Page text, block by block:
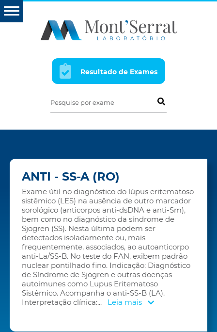
Resultado de Exames
Pesquise por exame
ANTI - SS-A (RO)
Exame útil no diagnóstico do lúpus eritematoso
sistêmico (LES) na ausência de outro marcador
sorológico (anticorpos anti-dsDNA e anti-Sm),
bem como no diagnóstico da síndrome de
Sjögren (SS). Nesta última podem ser
detectados isoladamente ou, mais
frequentemente, associados, ao autoanticorpo
anti-La/SS-B. No teste do FAN, exibem padrão
nuclear pontilhado fino. Indicação: Diagnóstico
de Síndrome de Sjögren e outras doenças
autoimunes como Lupus Eritematoso
Sistêmico. Acompanha o anti-SS-B (LA).
Interpretação clínica:... Leia mais